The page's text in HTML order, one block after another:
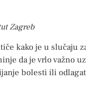
Zagreb
kako je u slučaju
da je vrlo važno
bolesti ili